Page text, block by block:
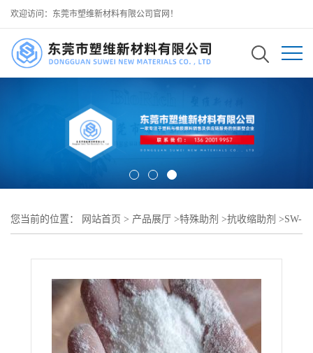
欢迎访问：东莞市塑维新材料有限公司官网！
您当前的位置： 网站首页 > 产品展厅 >特殊助剂 >抗收缩助剂 >SW-